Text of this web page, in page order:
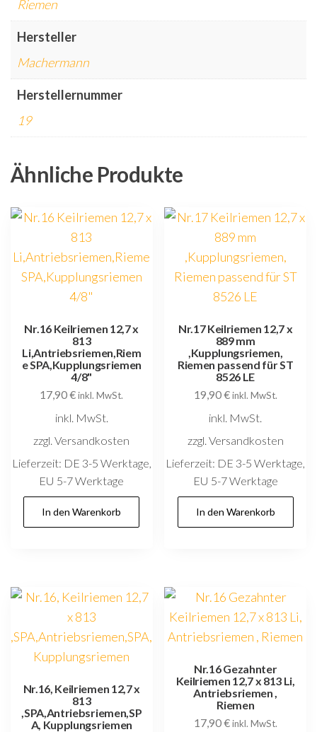
Riemen
Hersteller
Machermann
Herstellernummer
19
Ähnliche Produkte
Nr.16 Keilriemen 12,7 x
813
Li,Antriebsriemen,Riem
e SPA,Kupplungsriemen
4/8"
17,90€ inkl. MwSt.
inkl. MwSt.
zzgl. Versandkosten
Lieferzeit: DE 3-5 Werktage,
EU 5-7 Werktage
In den Warenkorb
Nr.17 Keilriemen 12,7 x
889 mm
,Kupplungsriemen,
Riemen passend für ST
8526 LE
19,90€ inkl. MwSt.
inkl. MwSt.
zzgl. Versandkosten
Lieferzeit: DE 3-5 Werktage,
EU 5-7 Werktage
In den Warenkorb
Nr.16, Keilriemen 12,7 x
813
,SPA,Antriebsriemen,SP
A, Kupplungsriemen
Nr.16 Gezahnter
Keilriemen 12,7 x 813 Li,
Antriebsriemen ,
Riemen
17,90€ inkl. MwSt.